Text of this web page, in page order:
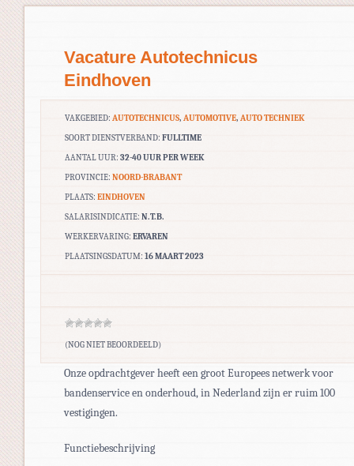
Vacature Autotechnicus
Eindhoven
VAKGEBIED: AUTOTECHNICUS, AUTOMOTIVE, AUTO TECHNIEK
SOORT DIENSTVERBAND: FULLTIME
AANTAL UUR: 32-40 UUR PER WEEK
PROVINCIE: NOORD-BRABANT
PLAATS: EINDHOVEN
SALARISINDICATIE: N.T.B.
WERKERVARING: ERVAREN
PLAATSINGSDATUM: 16 MAART 2023
(NOG NIET BEOORDEELD)
Onze opdrachtgever heeft een groot Europees netwerk voor
bandenservice en onderhoud, in Nederland zijn er ruim 100
vestigingen.
Functiebeschrijving